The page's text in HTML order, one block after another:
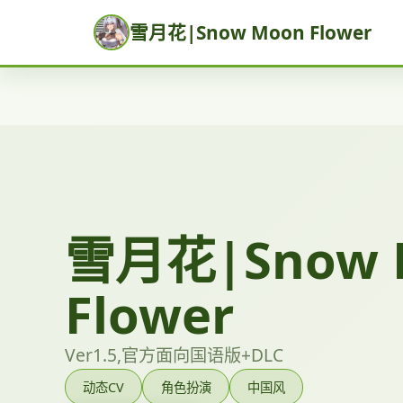
雪月花|Snow Moon Flower
雪月花|Snow
Flower
Ver1.5,官方面向国语版+DLC
动态CV 角色扮演 中国风